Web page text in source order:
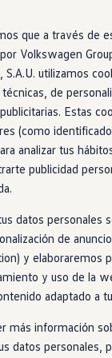
Cross
Comerciales
nuevo en stock
de ocasión
híbridos
+
de autonomía,
de carga
de carga
en casa
de carga
de
se desarrollan y
fabricantes de
los modelos
la
del
que a través de
Volkswagen
S.A.U. utilizamos
de
Estas
(como
analizar tus
publicidad
datos personales
de
y elaboraremos
y uso de la
adaptado a
más información
datos personales,